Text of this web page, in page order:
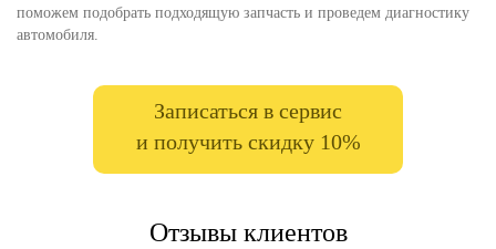
поможем подобрать подходящую запчасть и проведем диагностику
автомобиля.
Записаться в сервис
и получить скидку 10%
Отзывы клиентов